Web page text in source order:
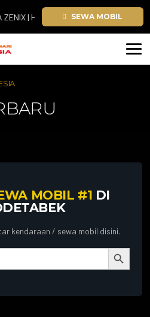
| HIACE SEWA MOBIL
MOBIL #1 DI
kendaraan / sewa mobil disini.
Search Button